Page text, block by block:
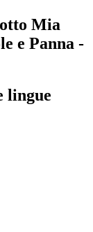
Mia
e Panna -
lingue